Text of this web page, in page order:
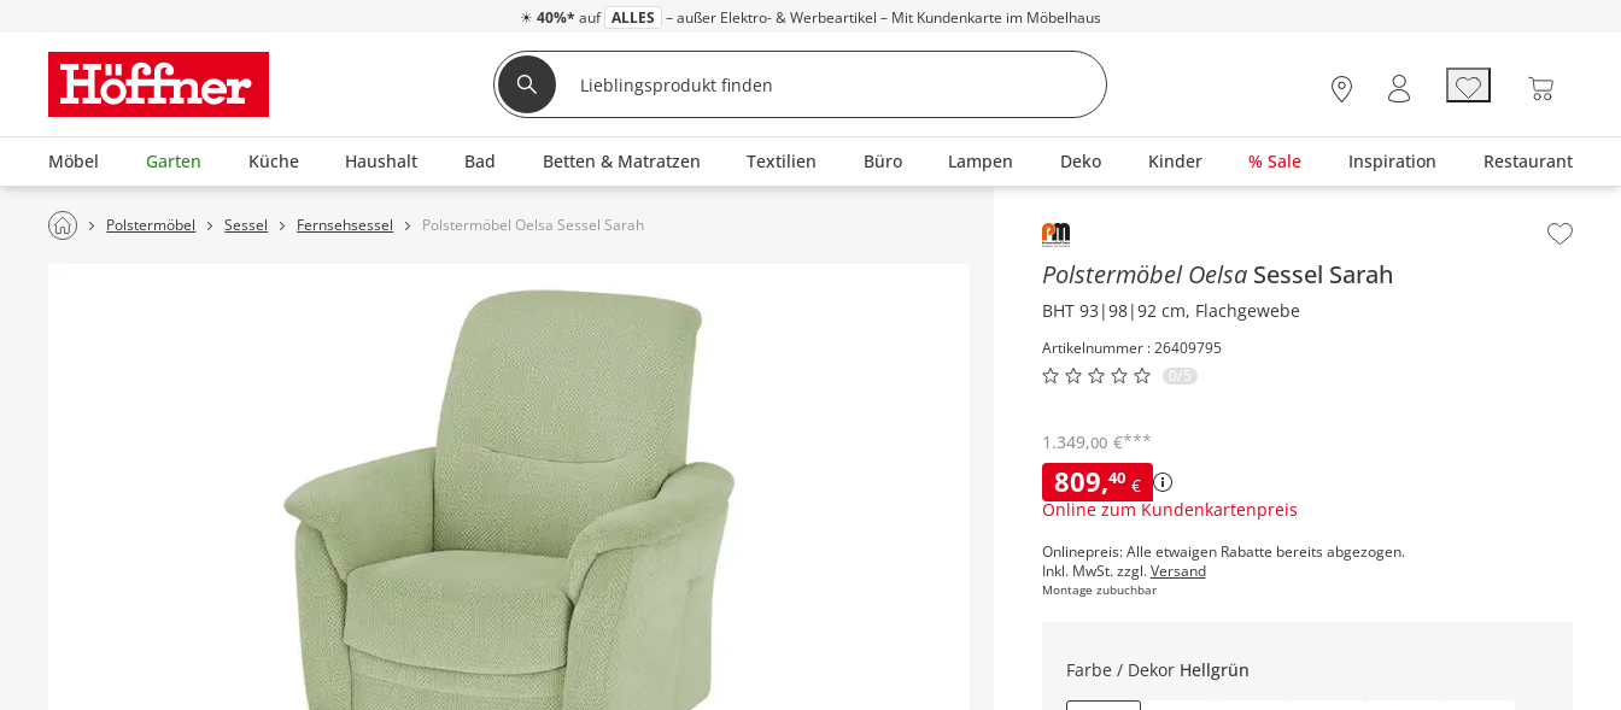
☀ 40%* auf ALLES – außer Elektro- & Werbeartikel – Mit Kundenkarte im Möbelhaus
Möbel Garten Küche Haushalt Bad Betten & Matratzen Textilien Büro Lampen Deko Kinder % Sale Inspiration Restaurant
Polstermöbel Sessel Fernsehsessel Polstermöbel Oelsa Sessel Sarah Inhalt der Seitenleiste überspringen - Zum Seitenende
Polstermöbel Oelsa Sessel Sarah
BHT 93|98|92 cm, Flachgewebe
Artikelnummer : 26409795
0/5
809,40 €
Online zum Kundenkartenpreis
1.349,00 €***
Onlinepreis: Alle etwaigen Rabatte bereits abgezogen.
Inkl. MwSt. zzgl.Versand
Montage zubuchbar
Farbe / Dekor Hellgrün